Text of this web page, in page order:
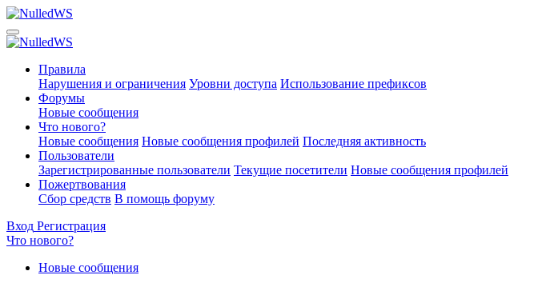
Правила
Нарушения и ограничения Уровни доступа Использование префиксов
Форумы
Новые сообщения
Что нового?
Новые сообщения Новые сообщения профилей Последняя активность
Пользователи
Зарегистрированные пользователи Текущие посетители Новые сообщения профилей
Пожертвования
Сбор средств В помощь форуму
Вход Регистрация
Что нового?
Новые сообщения